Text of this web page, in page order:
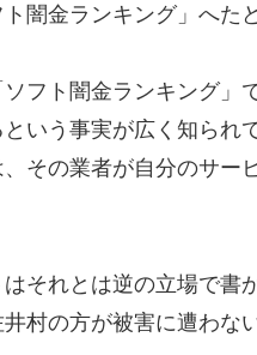
闇金ランキング」へた
ソフト闇金ランキング」
という事実が広く知られ
その業者が自分のサー
はそれとは逆の立場で書
井村の方が被害に遭わな